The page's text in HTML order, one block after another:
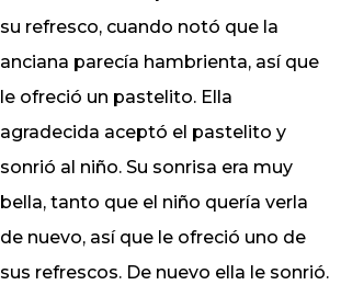
su refresco, cuando notó que la
anciana parecía hambrienta, así que
le ofreció un pastelito. Ella
agradecida aceptó el pastelito y
sonrió al niño. Su sonrisa era muy
bella, tanto que el niño quería verla
de nuevo, así que le ofreció uno de
sus refrescos. De nuevo ella le sonrió.